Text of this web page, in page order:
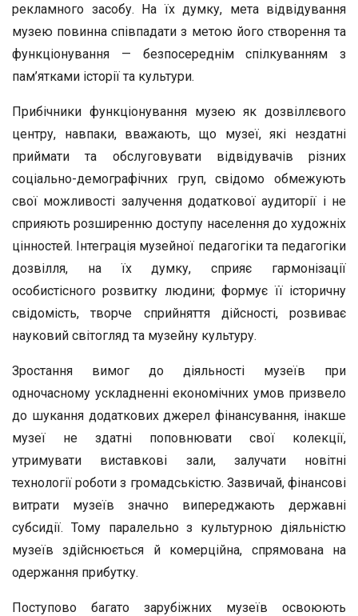
рекламного засобу. На їх думку, мета відвідування
музею повинна співпадати з метою його створення та
функціонування — безпосереднім спілкуванням з
пам’ятками історії та культури.
Прибічники функціонування музею як дозвіллєвого
центру, навпаки, вважають, що музеї, які нездатні
приймати та обслуговувати відвідувачів різних
соціально-демографічних груп, свідомо обмежують
свої можливості залучення додаткової аудиторії і не
сприяють розширенню доступу населення до художніх
цінностей. Інтеграція музейної педагогіки та педагогіки
дозвілля, на їх думку, сприяє гармонізації
особистісного розвитку людини; формує її історичну
свідомість, творче сприйняття дійсності, розвиває
науковий світогляд та музейну культуру.
Зростання вимог до діяльності музеїв при
одночасному ускладненні економічних умов призвело
до шукання додаткових джерел фінансування, інакше
музеї не здатні поповнювати свої колекції,
утримувати виставкові зали, залучати новітні
технології роботи з громадськістю. Зазвичай, фінансові
витрати музеїв значно випереджають державні
субсидії. Тому паралельно з культурною діяльністю
музеїв здійснюється й комерційна, спрямована на
одержання прибутку.
Поступово багато зарубіжних музеїв освоюють